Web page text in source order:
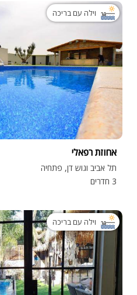
וילה עם בריכה
אחוזת רפאלי
תל אביב וגוש דן, פתחיה
3 חדרים
וילה עם בריכה